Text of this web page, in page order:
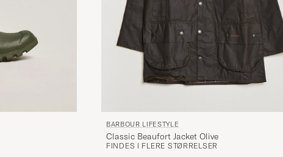
BARBOUR LIFESTYLE
Classic Beaufort Jacket Olive
FINDES I FLERE STØRRELSER